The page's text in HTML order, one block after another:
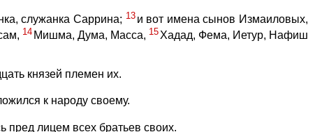
служанка Саррина; 13 и вот имена сынов Измаиловых,
14 Мишма, Дума, Масса, 15 Хадад, Фема, Иетур, Нафиш
князей племен их.
к народу своему.
пред лицем всех братьев своих.